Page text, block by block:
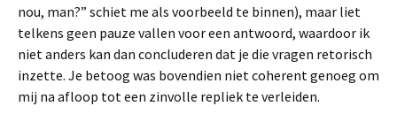
nou, man?” schiet me als voorbeeld te binnen), maar liet
telkens geen pauze vallen voor een antwoord, waardoor ik
niet anders kan dan concluderen dat je die vragen retorisch
inzette. Je betoog was bovendien niet coherent genoeg om
mij na afloop tot een zinvolle repliek te verleiden.